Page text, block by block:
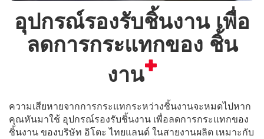
อุปกรณ์รองรับชิ้นงาน เพื่อ
ลดการกระแทกของ ชิ้น
งาน
ความเสียหายจากการกระแทกระหว่างชิ้นงานจะหมดไปหาก
คุณหันมาใช้ อุปกรณ์รองรับชิ้นงาน เพื่อลดการกระแทกของ
ชิ้นงาน ของบริษัท อิโตะ ไทยแลนด์ ในสายงานผลิต เหมาะกับ